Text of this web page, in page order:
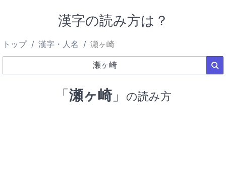
漢字の読み方は？
トップ 漢字・人名 瀬ヶ崎
「瀬ヶ崎」 の読み方